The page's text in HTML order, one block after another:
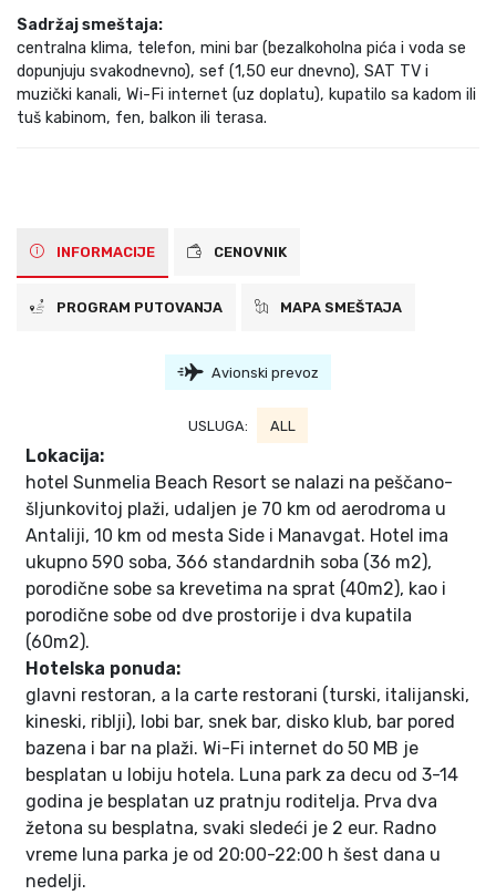
Sadržaj smeštaja:
centralna klima, telefon, mini bar (bezalkoholna pića i voda se
dopunjuju svakodnevno), sef (1,50 eur dnevno), SAT TV i
muzički kanali, Wi-Fi internet (uz doplatu), kupatilo sa kadom ili
tuš kabinom, fen, balkon ili terasa.
INFORMACIJE CENOVNIK
PROGRAM PUTOVANJA MAPA SMEŠTAJA
Avionski prevoz
USLUGA: ALL
Lokacija:
hotel Sunmelia Beach Resort se nalazi na peščano-
šljunkovitoj plaži, udaljen je 70 km od aerodroma u
Antaliji, 10 km od mesta Side i Manavgat. Hotel ima
ukupno 590 soba, 366 standardnih soba (36 m2),
porodične sobe sa krevetima na sprat (40m2), kao i
porodične sobe od dve prostorije i dva kupatila
(60m2).
Hotelska ponuda:
glavni restoran, a la carte restorani (turski, italijanski,
kineski, riblji), lobi bar, snek bar, disko klub, bar pored
bazena i bar na plaži. Wi-Fi internet do 50 MB je
besplatan u lobiju hotela. Luna park za decu od 3-14
godina je besplatan uz pratnju roditelja. Prva dva
žetona su besplatna, svaki sledeći je 2 eur. Radno
vreme luna parka je od 20:00-22:00 h šest dana u
nedelji.